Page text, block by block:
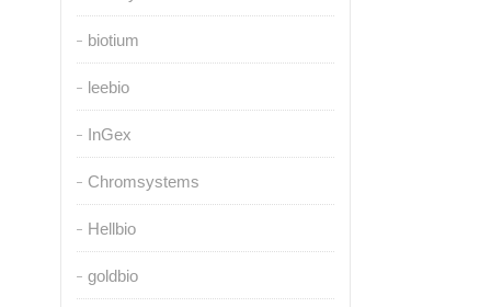
biotium
leebio
InGex
Chromsystems
Hellbio
goldbio